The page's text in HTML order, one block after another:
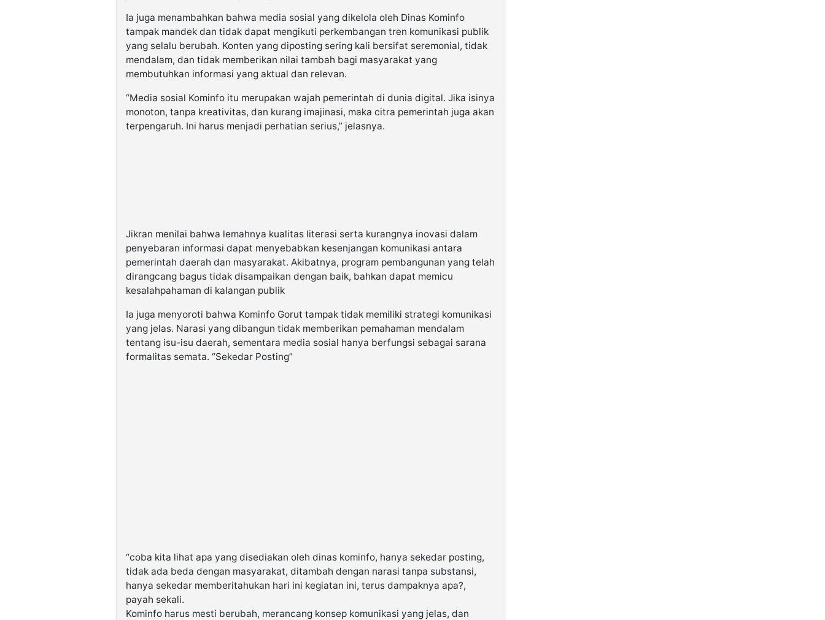
Ia juga menambahkan bahwa media sosial yang dikelola oleh Dinas Kominfo
tampak mandek dan tidak dapat mengikuti perkembangan tren komunikasi publik
yang selalu berubah. Konten yang diposting sering kali bersifat seremonial, tidak
mendalam, dan tidak memberikan nilai tambah bagi masyarakat yang
membutuhkan informasi yang aktual dan relevan.
“Media sosial Kominfo itu merupakan wajah pemerintah di dunia digital. Jika isinya
monoton, tanpa kreativitas, dan kurang imajinasi, maka citra pemerintah juga akan
terpengaruh. Ini harus menjadi perhatian serius,” jelasnya.
Jikran menilai bahwa lemahnya kualitas literasi serta kurangnya inovasi dalam
penyebaran informasi dapat menyebabkan kesenjangan komunikasi antara
pemerintah daerah dan masyarakat. Akibatnya, program pembangunan yang telah
dirangcang bagus tidak disampaikan dengan baik, bahkan dapat memicu
kesalahpahaman di kalangan publik
Ia juga menyoroti bahwa Kominfo Gorut tampak tidak memiliki strategi komunikasi
yang jelas. Narasi yang dibangun tidak memberikan pemahaman mendalam
tentang isu-isu daerah, sementara media sosial hanya berfungsi sebagai sarana
formalitas semata. “Sekedar Posting”
“coba kita lihat apa yang disediakan oleh dinas kominfo, hanya sekedar posting,
tidak ada beda dengan masyarakat, ditambah dengan narasi tanpa substansi,
hanya sekedar memberitahukan hari ini kegiatan ini, terus dampaknya apa?,
payah sekali.
Kominfo harus mesti berubah, merancang konsep komunikasi yang jelas, dan